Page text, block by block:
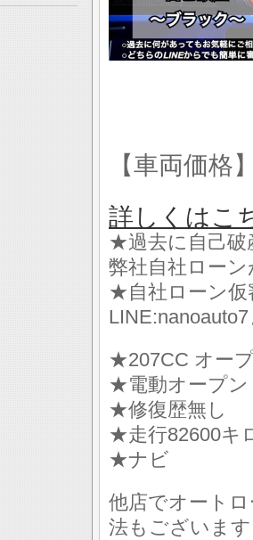
【車両価格
詳しくはこ
★過去に自己破
弊社自社ロー
★自社ローン仮
★207CC オー
★電動オープン
★修復歴無し
★走行82600キ
★ナビ
他店でオート
法もございま